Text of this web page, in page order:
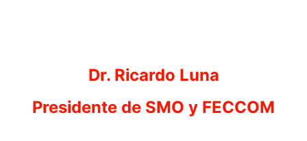
Dr. Ricardo Luna
Presidente de SMO y FECCOM